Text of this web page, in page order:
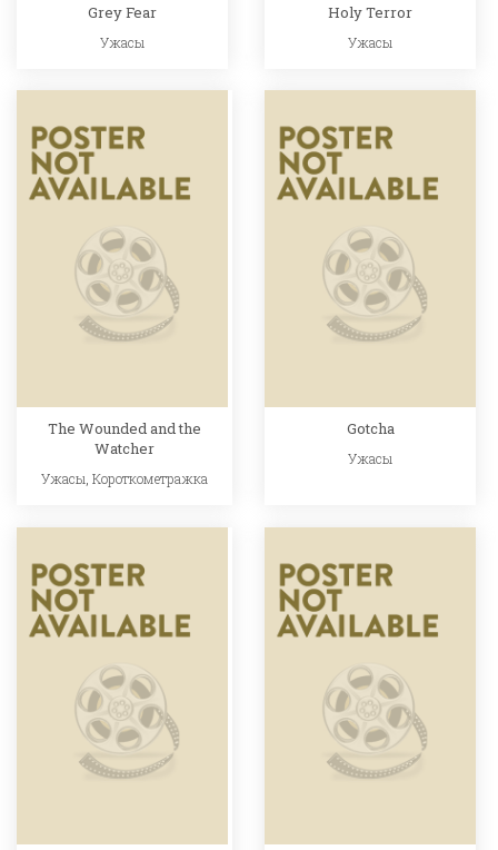
Grey Fear
Ужасы
Holy Terror
Ужасы
The Wounded and the
Watcher
Ужасы, Короткометражка
Gotcha
Ужасы